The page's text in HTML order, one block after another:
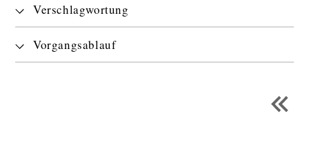
Verschlagwortung
Vorgangsablauf